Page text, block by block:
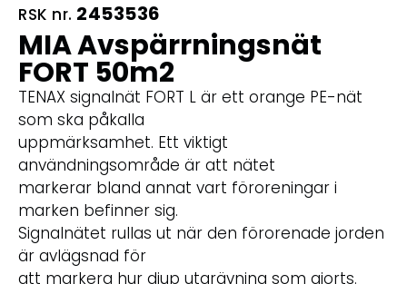
RSK nr. 2453536
MIA Avspärrningsnät
FORT 50m2
TENAX signalnät FORT L är ett orange PE-nät
som ska påkalla
uppmärksamhet. Ett viktigt
användningsområde är att nätet
markerar bland annat vart föroreningar i
marken befinner sig.
Signalnätet rullas ut när den förorenade jorden
är avlägsnad för
att markera hur djup utgrävning som gjorts.